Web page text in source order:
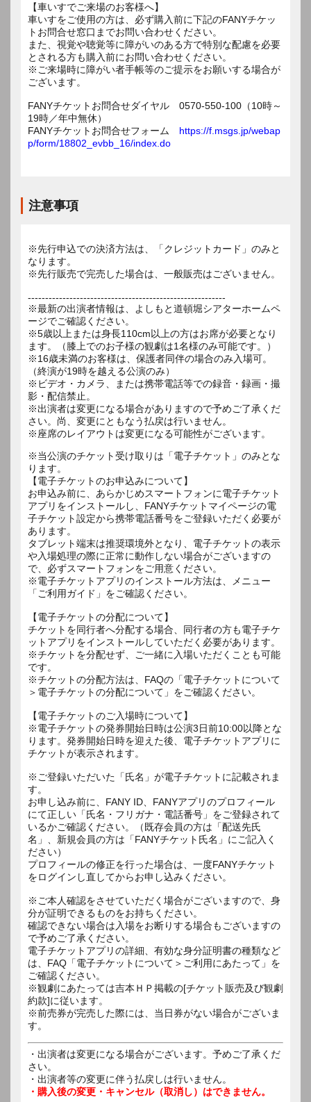
【車いすでご来場のお客様へ】
車いすをご使用の方は、必ず購入前に下記のFANYチケッ
トお問合せ窓口までお問い合わせください。
また、視覚や聴覚等に障がいのある方で特別な配慮を必要
とされる方も購入前にお問い合わせください。
※ご来場時に障がい者手帳等のご提示をお願いする場合が
ございます。
FANYチケットお問合せダイヤル 0570-550-100（10時～
19時／年中無休）
FANYチケットお問合せフォーム https://f.msgs.jp/webap
p/form/18802_evbb_16/index.do
注意事項
※先行申込での決済方法は、「クレジットカード」のみと
なります。
※先行販売で完売した場合は、一般販売はございません。
---------------------------------------------------------
※最新の出演者情報は、よしもと道頓堀シアターホームペ
ージでご確認ください。
※5歳以上または身長110cm以上の方はお席が必要となり
ます。（膝上でのお子様の観劇は1名様のみ可能です。）
※16歳未満のお客様は、保護者同伴の場合のみ入場可。
（終演が19時を越える公演のみ）
※ビデオ・カメラ、または携帯電話等での録音・録画・撮
影・配信禁止。
※出演者は変更になる場合がありますので予めご了承くだ
さい。尚、変更にともなう払戻は行いません。
※座席のレイアウトは変更になる可能性がございます。
※当公演のチケット受け取りは「電子チケット」のみとな
ります。
【電子チケットのお申込みについて】
お申込み前に、あらかじめスマートフォンに電子チケット
アプリをインストールし、FANYチケットマイページの電
子チケット設定から携帯電話番号をご登録いただく必要が
あります。
タブレット端末は推奨環境外となり、電子チケットの表示
や入場処理の際に正常に動作しない場合がございますの
で、必ずスマートフォンをご用意ください。
※電子チケットアプリのインストール方法は、メニュー
「ご利用ガイド」をご確認ください。
【電子チケットの分配について】
チケットを同行者へ分配する場合、同行者の方も電子チケ
ットアプリをインストールしていただく必要があります。
※チケットを分配せず、ご一緒に入場いただくことも可能
です。
※チケットの分配方法は、FAQの「電子チケットについて
＞電子チケットの分配について」をご確認ください。
【電子チケットのご入場時について】
※電子チケットの発券開始日時は公演3日前10:00以降とな
ります。発券開始日時を迎えた後、電子チケットアプリに
チケットが表示されます。
※ご登録いただいた「氏名」が電子チケットに記載されま
す。
お申し込み前に、FANY ID、FANYアプリのプロフィール
にて正しい「氏名・フリガナ・電話番号」をご登録されて
いるかご確認ください。（既存会員の方は「配送先氏
名」、新規会員の方は「FANYチケット氏名」にご記入く
ださい）
プロフィールの修正を行った場合は、一度FANYチケット
をログインし直してからお申し込みください。
※ご本人確認をさせていただく場合がございますので、身
分が証明できるものをお持ちください。
確認できない場合は入場をお断りする場合もございますの
で予めご了承ください。
電子チケットアプリの詳細、有効な身分証明書の種類など
は、FAQ「電子チケットについて＞ご利用にあたって」を
ご確認ください。
※観劇にあたっては吉本ＨＰ掲載の[チケット販売及び観劇
約款]に従います。
※前売券が完売した際には、当日券がない場合がございま
す。
・出演者は変更になる場合がございます。予めご了承くだ
さい。
・出演者等の変更に伴う払戻しは行いません。
・購入後の変更・キャンセル（取消し）はできません。